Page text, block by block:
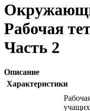
Рабочая
Часть 2
Описание
Характеристики